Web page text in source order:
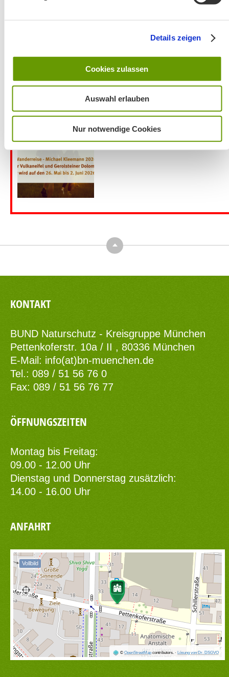
Details zeigen
Cookies zulassen
Auswahl erlauben
Nur notwendige Cookies
Aktuelles zu den Wanderreisen von Michael Kleemann
2026
Top
KONTAKT
BUND Naturschutz - Kreisgruppe München
Pettenkoferstr. 10a / II , 80336 München
E-Mail: info(at)bn-muenchen.de
Tel.: 089 / 51 56 76 0
Fax: 089 / 51 56 76 77
ÖFFNUNGSZEITEN
Montag bis Freitag:
09.00 - 12.00 Uhr
Dienstag und Donnerstag zusätzlich:
14.00 - 16.00 Uhr
ANFAHRT
© OpenStreetMapcontributors. · Lösung von Dr. DSGVO
Vollbild